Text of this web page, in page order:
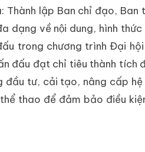
lập Ban chỉ đạo,
về nội dung, hình thức
trong chương trình Đại
đấu đạt chỉ tiêu thành tích
tư, cải tạo, nâng cấp
thao để đảm bảo điều